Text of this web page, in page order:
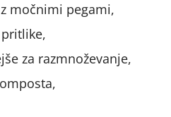
močnimi pegami,
za razmnoževanje,